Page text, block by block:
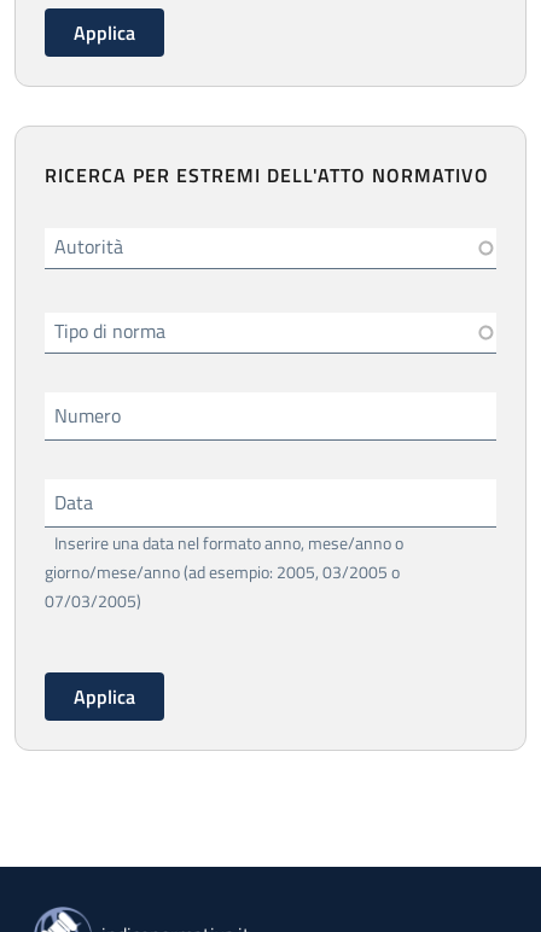
RICERCA PER ESTREMI DELL'ATTO NORMATIVO
Autorità
Tipo di norma
Numero
Data
Inserire una data nel formato anno, mese/anno o
giorno/mese/anno (ad esempio: 2005, 03/2005 o
07/03/2005)